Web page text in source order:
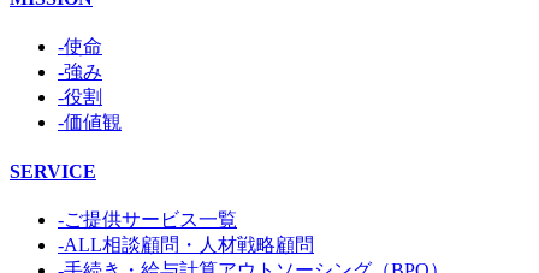
-使命
-強み
-役割
-価値観
SERVICE
-ご提供サービス一覧
-ALL相談顧問・人材戦略顧問